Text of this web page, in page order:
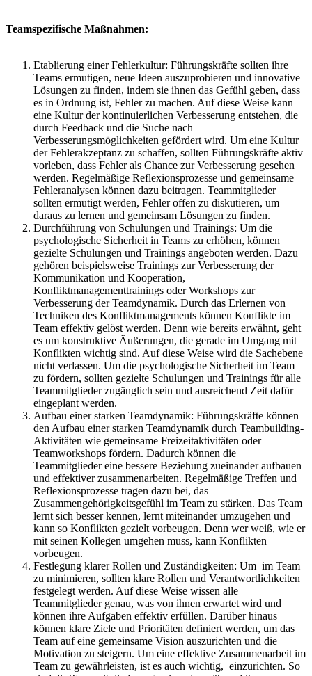
Teamspezifische Maßnahmen:
Etablierung einer Fehlerkultur: Führungskräfte sollten ihre
Teams ermutigen, neue Ideen auszuprobieren und innovative
Lösungen zu finden, indem sie ihnen das Gefühl geben, dass
es in Ordnung ist, Fehler zu machen. Auf diese Weise kann
eine Kultur der kontinuierlichen Verbesserung entstehen, die
durch Feedback und die Suche nach
Verbesserungsmöglichkeiten gefördert wird. Um eine Kultur
der Fehlerakzeptanz zu schaffen, sollten Führungskräfte aktiv
vorleben, dass Fehler als Chance zur Verbesserung gesehen
werden. Regelmäßige Reflexionsprozesse und gemeinsame
Fehleranalysen können dazu beitragen. Teammitglieder
sollten ermutigt werden, Fehler offen zu diskutieren, um
daraus zu lernen und gemeinsam Lösungen zu finden.
Durchführung von Schulungen und Trainings: Um die
psychologische Sicherheit in Teams zu erhöhen, können
gezielte Schulungen und Trainings angeboten werden. Dazu
gehören beispielsweise Trainings zur Verbesserung der
Kommunikation und Kooperation,
Konfliktmanagementtrainings oder Workshops zur
Verbesserung der Teamdynamik. Durch das Erlernen von
Techniken des Konfliktmanagements können Konflikte im
Team effektiv gelöst werden. Denn wie bereits erwähnt, geht
es um konstruktive Äußerungen, die gerade im Umgang mit
Konflikten wichtig sind. Auf diese Weise wird die Sachebene
nicht verlassen. Um die psychologische Sicherheit im Team
zu fördern, sollten gezielte Schulungen und Trainings für alle
Teammitglieder zugänglich sein und ausreichend Zeit dafür
eingeplant werden.
Aufbau einer starken Teamdynamik: Führungskräfte können
den Aufbau einer starken Teamdynamik durch Teambuilding-
Aktivitäten wie gemeinsame Freizeitaktivitäten oder
Teamworkshops fördern. Dadurch können die
Teammitglieder eine bessere Beziehung zueinander aufbauen
und effektiver zusammenarbeiten. Regelmäßige Treffen und
Reflexionsprozesse tragen dazu bei, das
Zusammengehörigkeitsgefühl im Team zu stärken. Das Team
lernt sich besser kennen, lernt miteinander umzugehen und
kann so Konflikten gezielt vorbeugen. Denn wer weiß, wie er
mit seinen Kollegen umgehen muss, kann Konflikten
vorbeugen.
Festlegung klarer Rollen und Zuständigkeiten: Um im Team
zu minimieren, sollten klare Rollen und Verantwortlichkeiten
festgelegt werden. Auf diese Weise wissen alle
Teammitglieder genau, was von ihnen erwartet wird und
können ihre Aufgaben effektiv erfüllen. Darüber hinaus
können klare Ziele und Prioritäten definiert werden, um das
Team auf eine gemeinsame Vision auszurichten und die
Motivation zu steigern. Um eine effektive Zusammenarbeit im
Team zu gewährleisten, ist es auch wichtig, einzurichten. So